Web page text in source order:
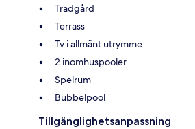
Trädgård
Terrass
Tv i allmänt utrymme
2 inomhuspooler
Spelrum
Bubbelpool
Tillgänglighetsanpassning